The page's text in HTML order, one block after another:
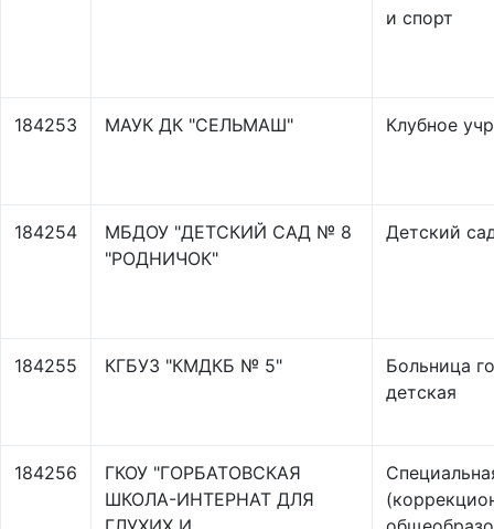
и спорт
184253 МАУК ДК "СЕЛЬМАШ" Клубное
184254
МБДОУ "ДЕТСКИЙ САД № 8
"РОДНИЧОК"
Детский
184255 КГБУЗ "КМДКБ № 5"
Больница
детская
184256
ГКОУ "ГОРБАТОВСКАЯ
ШКОЛА-ИНТЕРНАТ ДЛЯ